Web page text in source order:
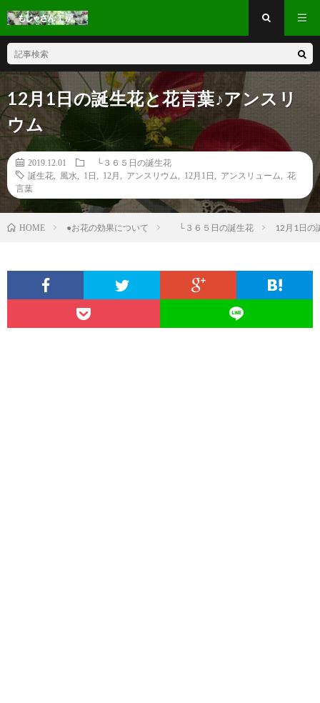
12月1日の誕生花と花言葉♪アンスリ
ウム
2019.12.01
└３６５日の誕生花
誕生花
風水 1日 12月 アンスリウム 12月1日 アンスリューム
花
言葉
HOME ●お花の効果について └３６５日の誕生花 12月1日の